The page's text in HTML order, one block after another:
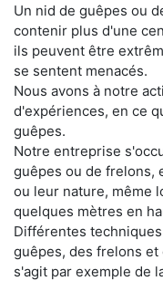
Un nid de guêpes ou
contenir plus d'une
ils peuvent être
se sentent menacés.
Nous avons à notre
d'expériences, en ce
guêpes.
Notre entreprise
guêpes ou de frelons,
ou leur nature, même
quelques mètres en
Différentes
guêpes, des frelons
s'agit par exemple de